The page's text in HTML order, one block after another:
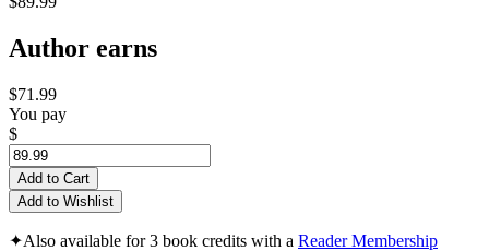
Author earns
$71.99
You pay
$
Add to Cart
Add to Wishlist
✦Also available for 3 book credits with a Reader Membership